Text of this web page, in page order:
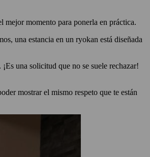
mejor momento para ponerla en práctica.
una estancia en un ryokan está diseñada
una solicitud que no se suele rechazar!
mostrar el mismo respeto que te están